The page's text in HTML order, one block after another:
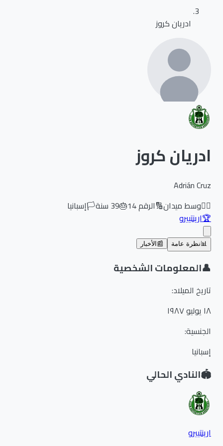
ادريان كروز
ادريان كروز
Adrián Cruz
وسط ميدان🔢الرقم14
🎂
39سنة🏳️إسبانيا
ارينتييرو
نظرة عامة 📰 الأخبار
المعلومات الشخصية
تاريخ الميلاد:
الجنسية:
إسبانيا
النادي الحالي
ارينتييرو